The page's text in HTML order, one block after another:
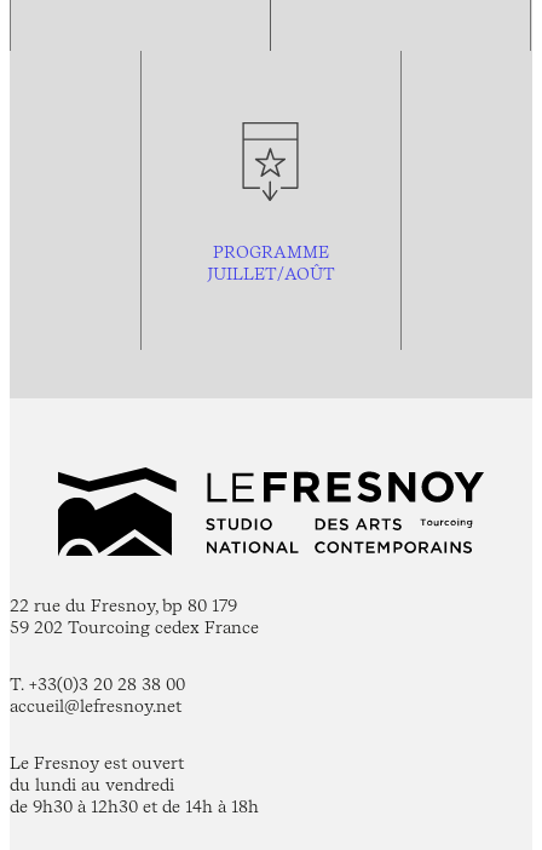
PROGRAMME
JUILLET/AOÛT
22 rue du Fresnoy, bp 80 179
59 202 Tourcoing cedex France
T. +33(0)3 20 28 38 00
accueil@lefresnoy.net
Le Fresnoy est ouvert
du lundi au vendredi
de 9h30 à 12h30 et de 14h à 18h